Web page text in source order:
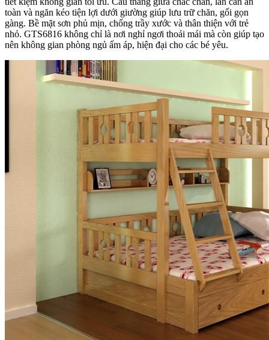
toàn và ngăn kéo tiện lợi dưới giường giúp lưu trữ chăn, gối gọn
gàng. Bề mặt sơn phủ mịn, chống trầy xước và thân thiện với trẻ
nhỏ. GTS6816 không chỉ là nơi nghỉ ngơi thoải mái mà còn giúp tạo
nên không gian phòng ngủ ấm áp, hiện đại cho các bé yêu.